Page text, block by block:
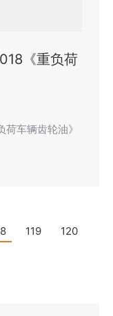
《重负荷
车辆齿轮油》
119
120